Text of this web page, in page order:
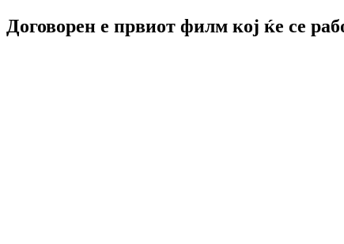
Договорен е првиот филм кој ќе се